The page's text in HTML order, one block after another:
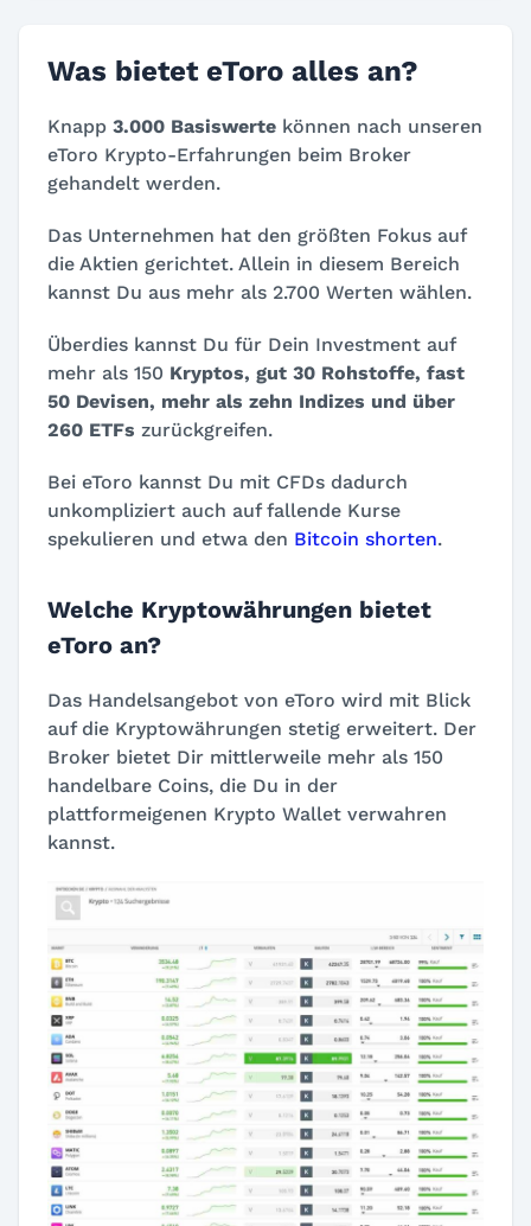
Was bietet eToro alles an?
Knapp 3.000 Basiswerte können nach unseren
eToro Krypto-Erfahrungen beim Broker
gehandelt werden.
Das Unternehmen hat den größten Fokus auf
die Aktien gerichtet. Allein in diesem Bereich
kannst Du aus mehr als 2.700 Werten wählen.
Überdies kannst Du für Dein Investment auf
mehr als 150 Kryptos, gut 30 Rohstoffe, fast
50 Devisen, mehr als zehn Indizes und über
260 ETFs zurückgreifen.
Bei eToro kannst Du mit CFDs dadurch
unkompliziert auch auf fallende Kurse
spekulieren und etwa den Bitcoin shorten.
Welche Kryptowährungen bietet
eToro an?
Das Handelsangebot von eToro wird mit Blick
auf die Kryptowährungen stetig erweitert. Der
Broker bietet Dir mittlerweile mehr als 150
handelbare Coins, die Du in der
plattformeigenen Krypto Wallet verwahren
kannst.